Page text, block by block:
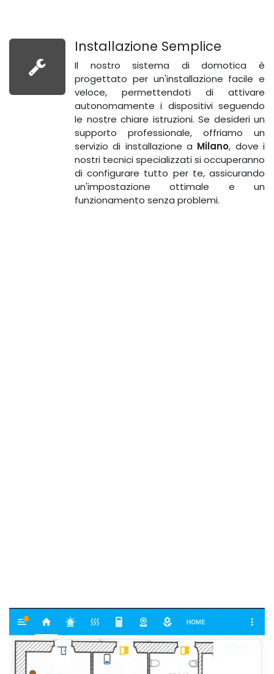
Installazione Semplice
Il nostro sistema di domotica è
progettato per un'installazione facile e
veloce, permettendoti di attivare
autonomamente i dispositivi seguendo
le nostre chiare istruzioni. Se desideri un
supporto professionale, offriamo un
servizio di installazione a Milano, dove i
nostri tecnici specializzati si occuperanno
di configurare tutto per te, assicurando
un'impostazione ottimale e un
funzionamento senza problemi.